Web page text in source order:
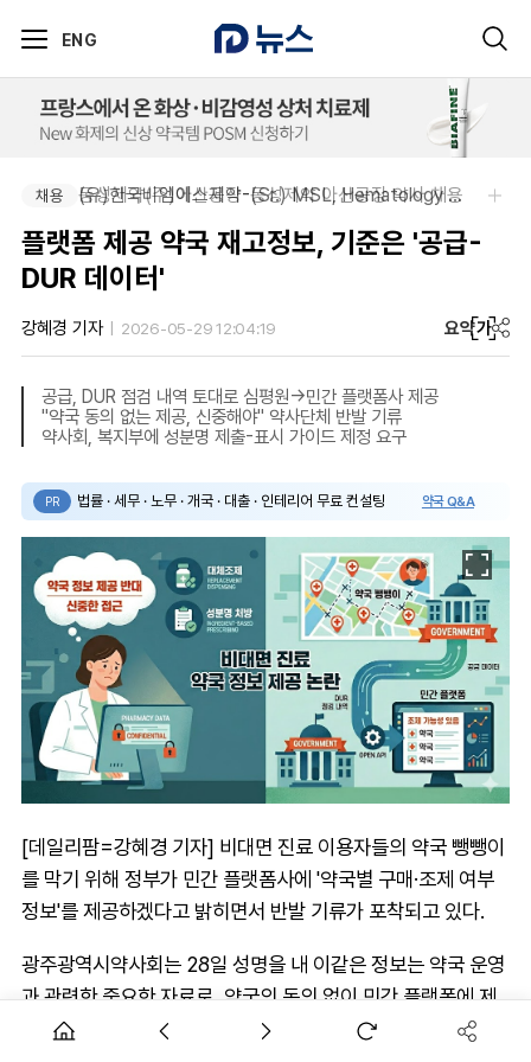
ENG
채용 (유)한국비엠에스제약-(Sr.) MSL, Hematology (Permanent)
채용 동성제약(주)아산공장-동성제약 아산공장 약사 채용
플랫폼 제공 약국 재고정보, 기준은 '공급-
DUR 데이터'
강혜경 기자 2026-05-29 12:04:19 요약가
공급, DUR 점검 내역 토대로 심평원→민간 플랫폼사 제공
"약국 동의 없는 제공, 신중해야" 약사단체 반발 기류
약사회, 복지부에 성분명 제출-표시 가이드 제정 요구
PR 법률 · 세무 · 노무 · 개국 · 대출 · 인테리어 무료 컨설팅 약국 Q&A
[데일리팜=강혜경 기자] 비대면 진료 이용자들의 약국 뺑뺑이
를 막기 위해 정부가 민간 플랫폼사에 '약국별 구매·조제 여부
정보'를 제공하겠다고 밝히면서 반발 기류가 포착되고 있다.
광주광역시약사회는 28일 성명을 내 이같은 정보는 약국 운영
과 관련한 중요한 자료로, 약국의 동의 없이 민간 플랫폼에 제
공하는 데 대해 신중해야 할 문제라고 지적했다.